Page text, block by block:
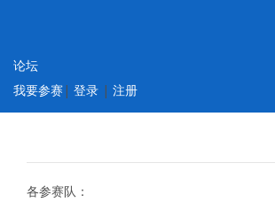
论坛
我要参赛 | 登录 | 注册
2025年CIMC智能产线数字孪生
赛项初赛成绩与奖项公
各参赛队：